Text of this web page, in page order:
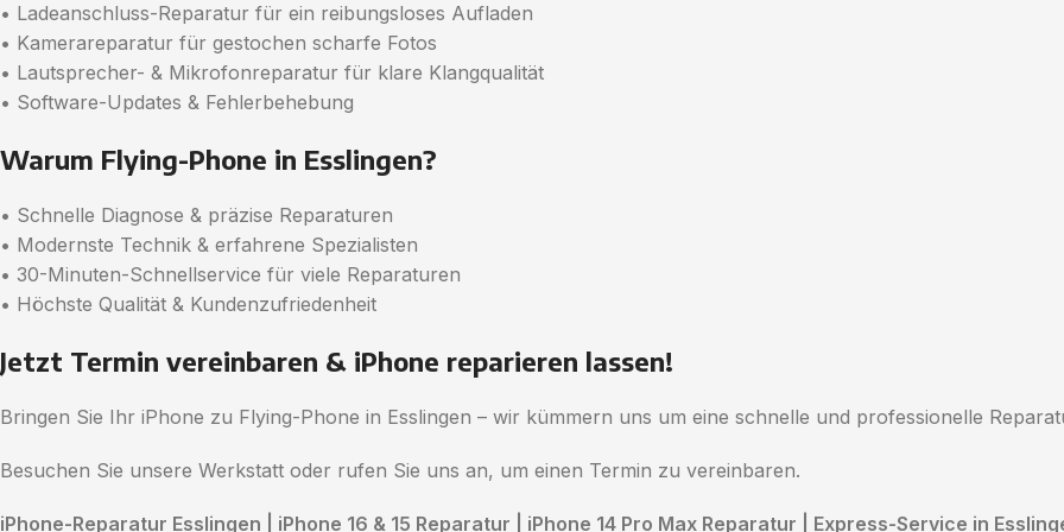
• Ladeanschluss-Reparatur für ein reibungsloses Aufladen
• Kamerareparatur für gestochen scharfe Fotos
• Lautsprecher- & Mikrofonreparatur für klare Klangqualität
• Software-Updates & Fehlerbehebung
Warum Flying-Phone in Esslingen?
• Schnelle Diagnose & präzise Reparaturen
• Modernste Technik & erfahrene Spezialisten
• 30-Minuten-Schnellservice für viele Reparaturen
• Höchste Qualität & Kundenzufriedenheit
Jetzt Termin vereinbaren & iPhone reparieren lassen!
Bringen Sie Ihr iPhone zu Flying-Phone in Esslingen – wir kümmern uns um eine schnelle und professionelle
Besuchen Sie unsere Werkstatt oder rufen Sie uns an, um einen Termin zu vereinbaren.
iPhone-Reparatur Esslingen | iPhone 16 & 15 Reparatur | iPhone 14 Pro Max Reparatur | Express-Service in